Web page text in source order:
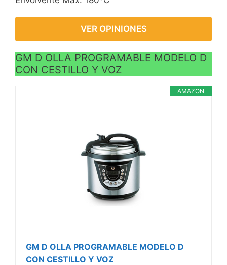
calcula el tiempo de
cocción según la
cantidad de los alimentos
que tenga la cubeta.
VER OPINIONES
GM D OLLA PROGRAMABLE MODELO D
CON CESTILLO Y VOZ
AMAZON
GM D OLLA PROGRAMABLE MODELO D
CON CESTILLO Y VOZ